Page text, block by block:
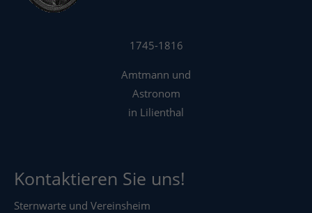
1745-1816
Amtmann und
Astronom
in Lilienthal
Kontaktieren Sie uns!
Sternwarte und Vereinsheim